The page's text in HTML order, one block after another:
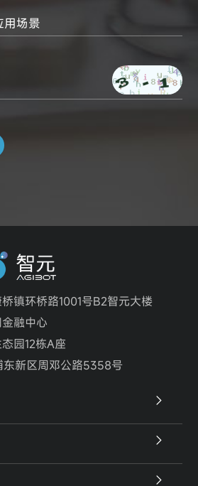
用场景
镇环桥路1001号B2智元大楼
融中心
园12栋A座
东新区周邓公路5358号